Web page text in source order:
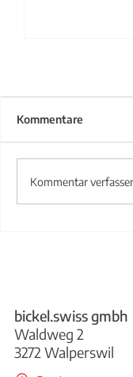
Kommentare
Kommentar
bickel.swiss gmbh
Waldweg 2
3272 Walperswil